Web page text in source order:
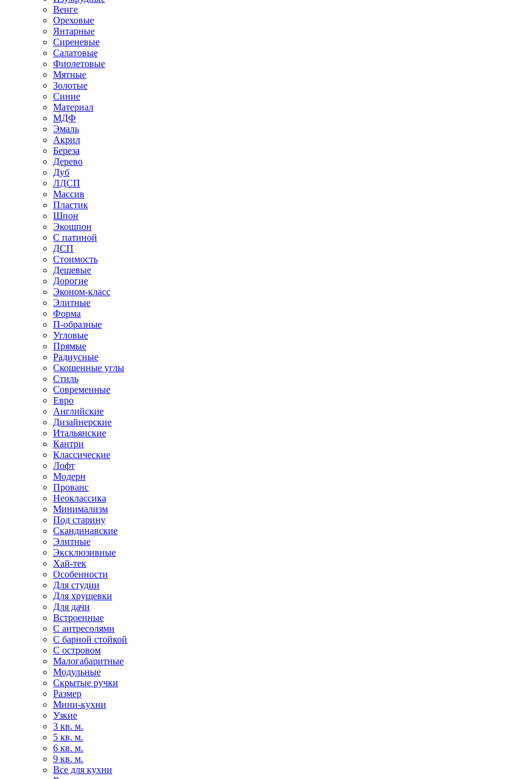
Венге
Ореховые
Янтарные
Сиреневые
Салатовые
Фиолетовые
Мятные
Золотые
Синие
Материал
МДФ
Эмаль
Акрил
Береза
Дерево
Дуб
ЛДСП
Массив
Пластик
Шпон
Экошпон
С патиной
ДСП
Стоимость
Дешевые
Дорогие
Эконом-класс
Элитные
Форма
П-образные
Угловые
Прямые
Радиусные
Скошенные углы
Стиль
Современные
Евро
Английские
Дизайнерские
Итальянские
Кантри
Классические
Лофт
Модерн
Прованс
Неоклассика
Минимализм
Под старину
Скандинавские
Элитные
Эксклюзивные
Хай-тек
Особенности
Для студии
Для хрущевки
Для дачи
Встроенные
С антресолями
С барной стойкой
С островом
Малогабаритные
Модульные
Скрытые ручки
Размер
Мини-кухни
Узкие
3 кв. м.
5 кв. м.
6 кв. м.
9 кв. м.
Все для кухни